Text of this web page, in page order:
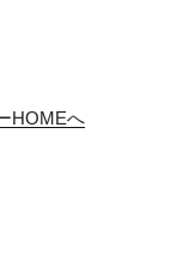
HOMEへ